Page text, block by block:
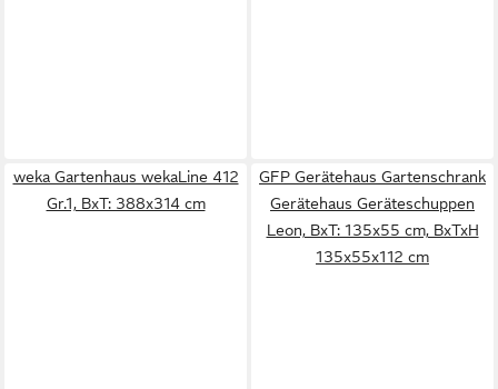
weka Gartenhaus wekaLine 412
Gr.1, BxT: 388x314 cm
GFP Gerätehaus Gartenschrank
Gerätehaus Geräteschuppen
Leon, BxT: 135x55 cm, BxTxH
135x55x112 cm